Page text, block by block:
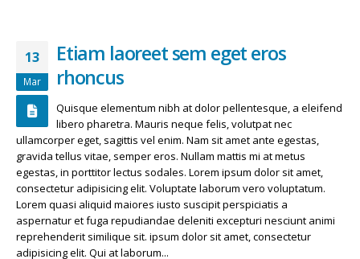
13
Mar
Etiam laoreet sem eget eros
rhoncus
Quisque elementum nibh at dolor pellentesque, a eleifend
libero pharetra. Mauris neque felis, volutpat nec
ullamcorper eget, sagittis vel enim. Nam sit amet ante egestas,
gravida tellus vitae, semper eros. Nullam mattis mi at metus
egestas, in porttitor lectus sodales. Lorem ipsum dolor sit amet,
consectetur adipisicing elit. Voluptate laborum vero voluptatum.
Lorem quasi aliquid maiores iusto suscipit perspiciatis a
aspernatur et fuga repudiandae deleniti excepturi nesciunt animi
reprehenderit similique sit. ipsum dolor sit amet, consectetur
adipisicing elit. Qui at laborum...